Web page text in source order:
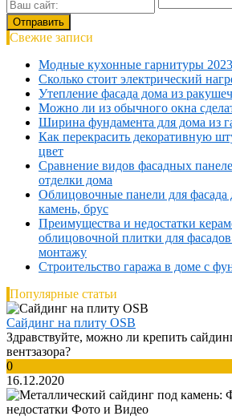
Свежие записи
Модные кухонные гарнитуры 2023
Сколько стоит электрический
Утепление фасада дома из
Можно ли из обычного окна
Ширина фундамента для дома из
Как перекрасить декоративную
цвет
Сравнение видов фасадных
отделки дома
Облицовочные панели для фасада
камень, брус
Преимущества и недостатки
облицовочной плитки для
монтажу
Строительство гаража в доме с
Популярные статьи
Сайдинг на плиту OSB
Здравствуйте, можно ли крепить
вентзазора?
0
16.12.2020